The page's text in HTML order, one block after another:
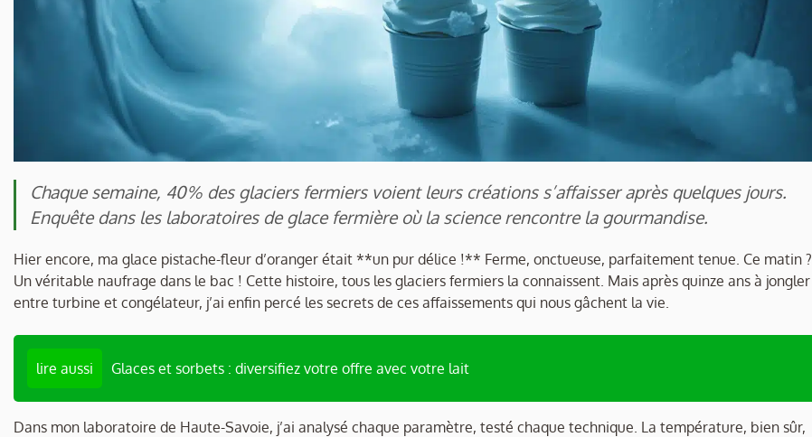
Chaque semaine, 40% des glaciers fermiers voient leurs créations s’affaisser après quelques jours.
Enquête dans les laboratoires de glace fermière où la science rencontre la gourmandise.
Hier encore, ma glace pistache-fleur d’oranger était **un pur délice !** Ferme, onctueuse, parfaitement tenue. Ce matin ?
Un véritable naufrage dans le bac ! Cette histoire, tous les glaciers fermiers la connaissent. Mais après quinze ans à jongler
entre turbine et congélateur, j’ai enfin percé les secrets de ces affaissements qui nous gâchent la vie.
lire aussi Glaces et sorbets : diversifiez votre offre avec votre lait
Dans mon laboratoire de Haute-Savoie, j’ai analysé chaque paramètre, testé chaque technique. La température, bien sûr,